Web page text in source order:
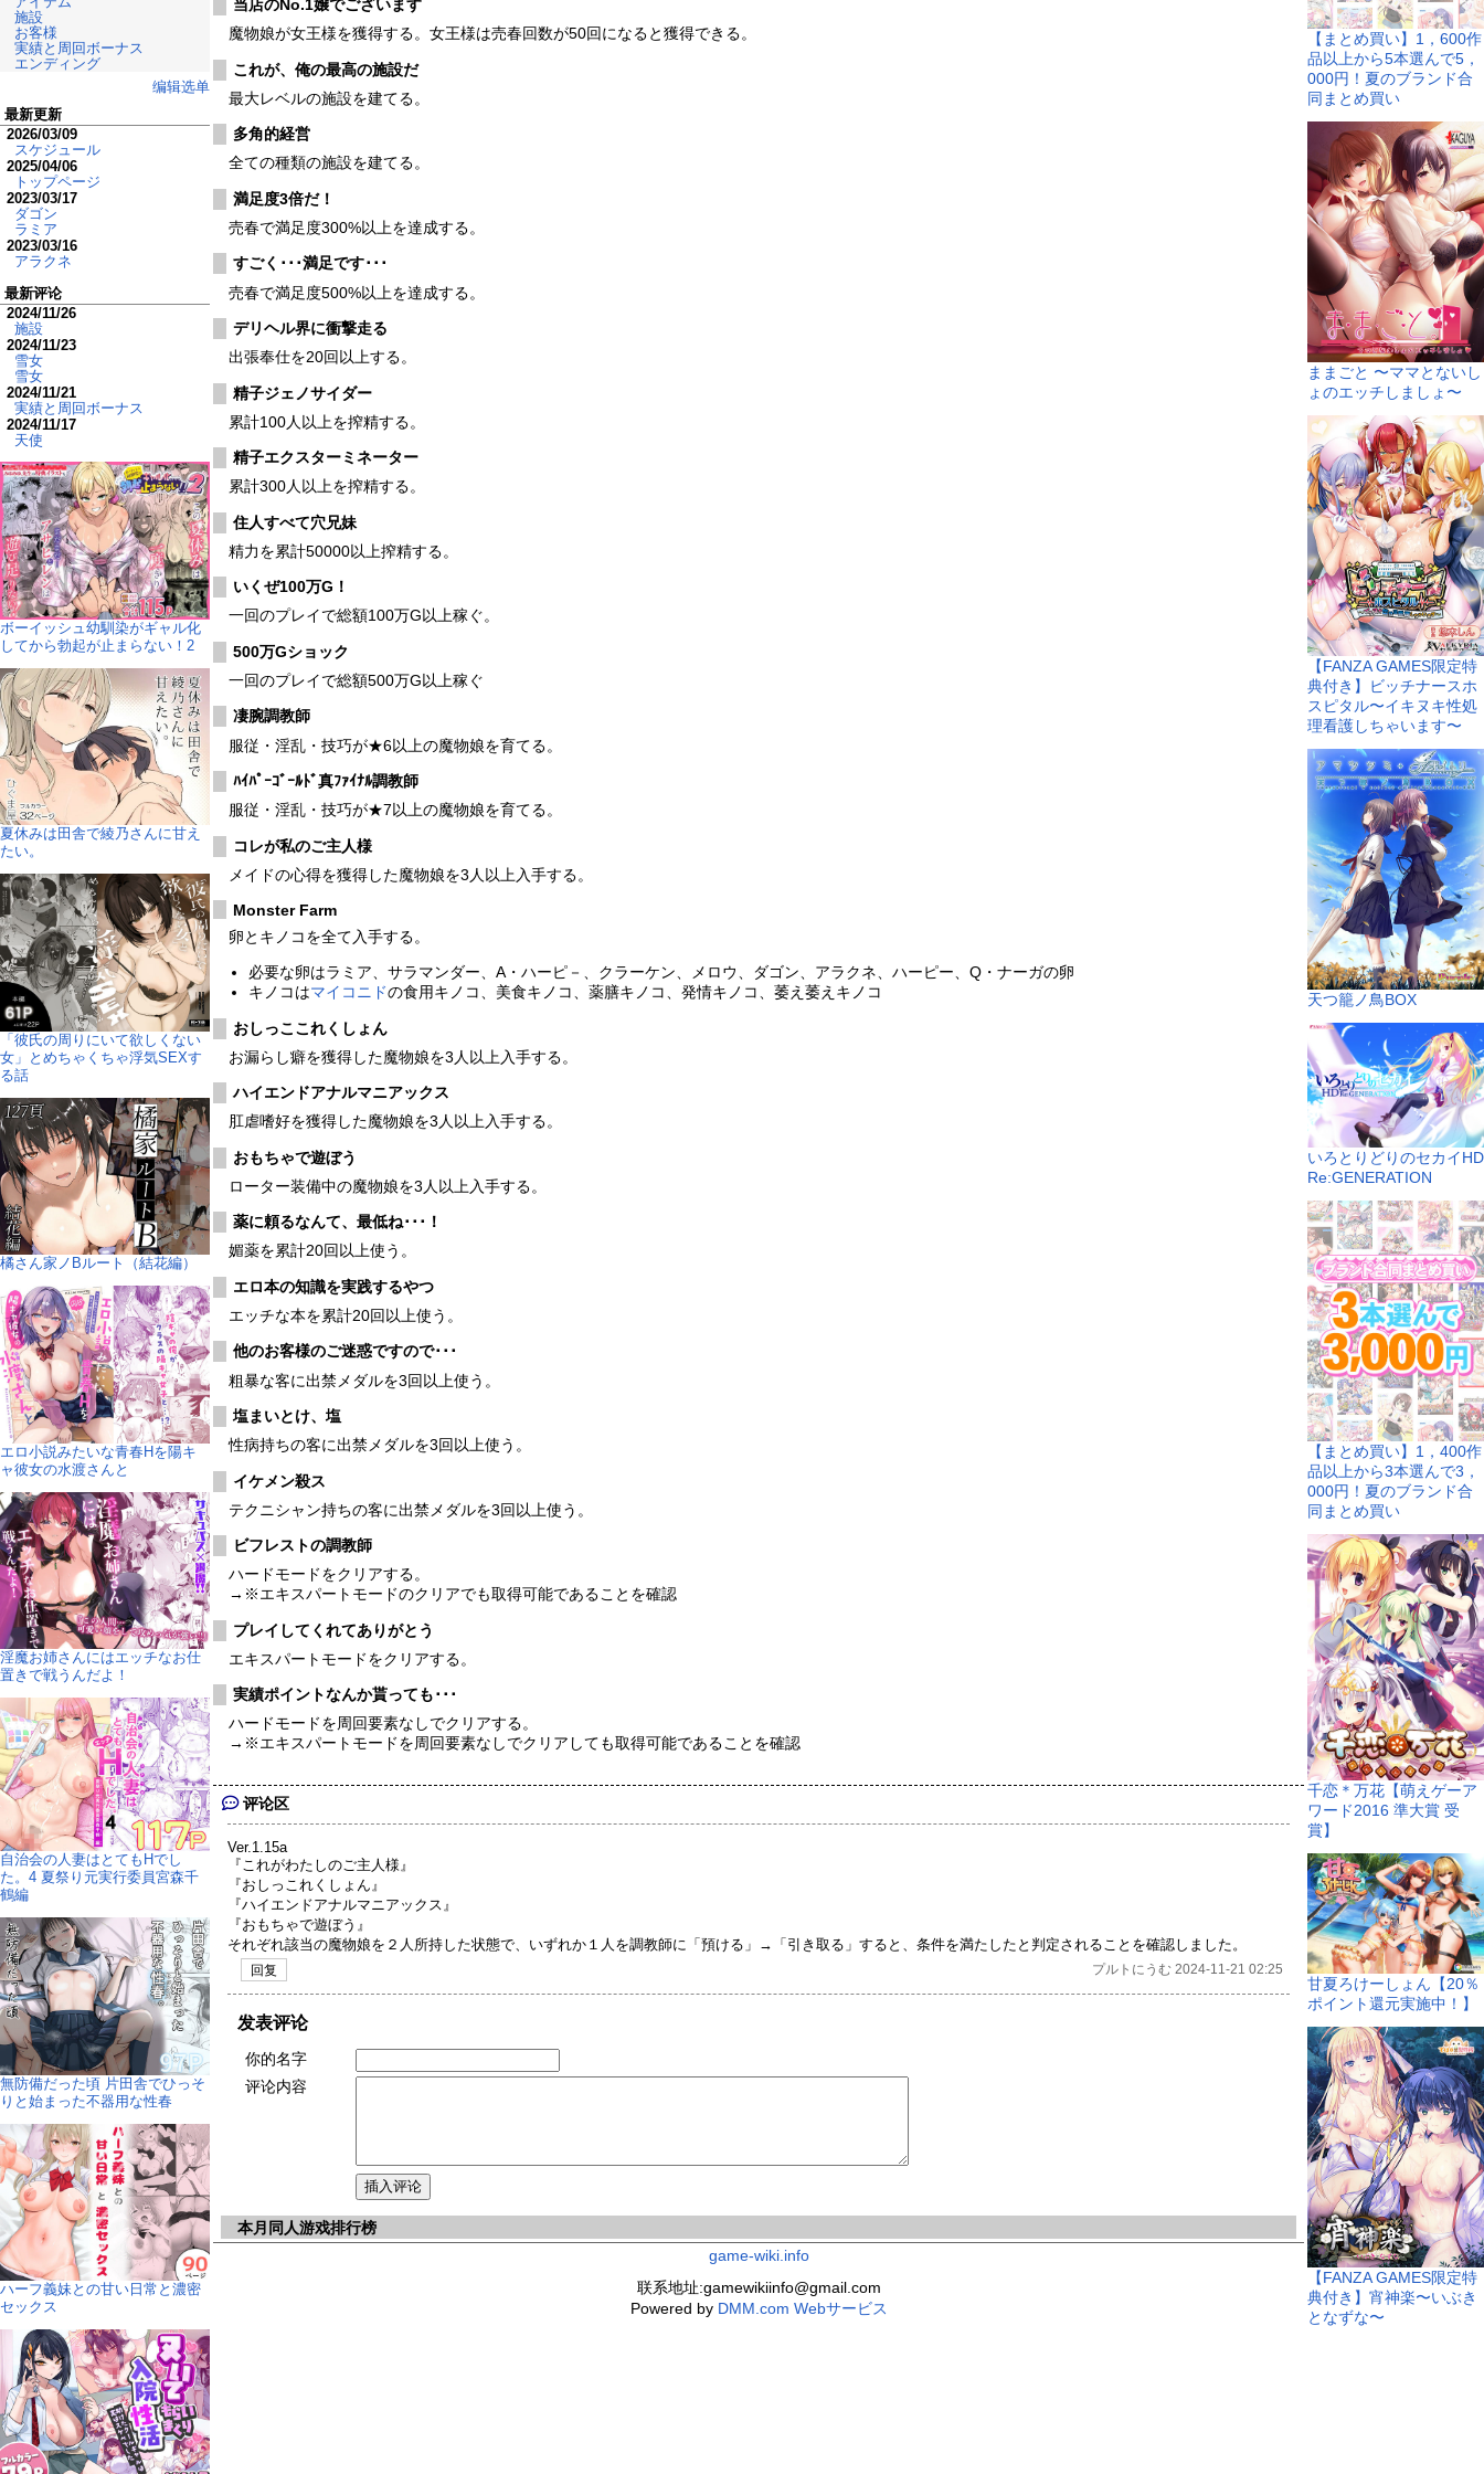
当店のNo.1嬢でございます
魔物娘が女王様を獲得する。女王様は売春回数が50回になると獲得できる。
これが、俺の最高の施設だ
最大レベルの施設を建てる。
多角的経営
全ての種類の施設を建てる。
満足度3倍だ！
売春で満足度300%以上を達成する。
すごく･･･満足です･･･
売春で満足度500%以上を達成する。
デリヘル界に衝撃走る
出張奉仕を20回以上する。
精子ジェノサイダー
累計100人以上を搾精する。
精子エクスターミネーター
累計300人以上を搾精する。
住人すべて穴兄妹
精力を累計50000以上搾精する。
いくぜ100万G！
一回のプレイで総額100万G以上稼ぐ。
500万Gショック
一回のプレイで総額500万G以上稼ぐ
凄腕調教師
服従・淫乱・技巧が★6以上の魔物娘を育てる。
ﾊｲﾊﾟｰｺﾞｰﾙﾄﾞ真ﾌｧｲﾅﾙ調教師
服従・淫乱・技巧が★7以上の魔物娘を育てる。
コレが私のご主人様
メイドの心得を獲得した魔物娘を3人以上入手する。
Monster Farm
卵とキノコを全て入手する。
必要な卵はラミア、サラマンダー、A・ハーピ－、クラーケン、メロウ、ダゴン、アラクネ、ハーピー、Q・ナーガの卵
キノコはマイコニドの食用キノコ、美食キノコ、薬膳キノコ、発情キノコ、萎え萎えキノコ
おしっここれくしょん
お漏らし癖を獲得した魔物娘を3人以上入手する。
ハイエンドアナルマニアックス
肛虐嗜好を獲得した魔物娘を3人以上入手する。
おもちゃで遊ぼう
ローター装備中の魔物娘を3人以上入手する。
薬に頼るなんて、最低ね･･･！
媚薬を累計20回以上使う。
エロ本の知識を実践するやつ
エッチな本を累計20回以上使う。
他のお客様のご迷惑ですので･･･
粗暴な客に出禁メダルを3回以上使う。
塩まいとけ、塩
性病持ちの客に出禁メダルを3回以上使う。
イケメン殺ス
テクニシャン持ちの客に出禁メダルを3回以上使う。
ビフレストの調教師
ハードモードをクリアする。
→※エキスパートモードのクリアでも取得可能であることを確認
プレイしてくれてありがとう
エキスパートモードをクリアする。
実績ポイントなんか貰っても･･･
ハードモードを周回要素なしでクリアする。
→※エキスパートモードを周回要素なしでクリアしても取得可能であることを確認
评论区
Ver.1.15a
『これがわたしのご主人様』
『おしっこれくしょん』
『ハイエンドアナルマニアックス』
『おもちゃで遊ぼう』
それぞれ該当の魔物娘を２人所持した状態で、いずれか１人を調教師に「預ける」→「引き取る」すると、条件を満たしたと判定されることを確認しました。
回复 プルトにうむ 2024-11-21 02:25
发表评论
你的名字
评论内容
本月同人游戏排行榜
game-wiki.info
联系地址:gamewikiinfo@gmail.com
Powered by DMM.com Webサービス
施設
お客様
実績と周回ボーナス
エンディング
编辑选单
最新更新
2026/03/09
スケジュール
2025/04/06
トップページ
2023/03/17
ダゴン
ラミア
2023/03/16
アラクネ
最新评论
2024/11/26
施設
2024/11/23
雪女
雪女
2024/11/21
実績と周回ボーナス
2024/11/17
天使
ボーイッシュ幼馴染がギャル化
してから勃起が止まらない！2
夏休みは田舎で綾乃さんに甘え
たい。
「彼氏の周りにいて欲しくない
女」とめちゃくちゃ浮気SEXす
る話
橘さん家ノBルート（結花編）
エロ小説みたいな青春Hを陽キ
ャ彼女の水渡さんと
淫魔お姉さんにはエッチなお仕
置きで戦うんだよ！
自治会の人妻はとてもHでし
た。4 夏祭り元実行委員宮森千
鶴編
無防備だった頃 片田舎でひっそ
りと始まった不器用な性春
ハーフ義妹との甘い日常と濃密
セックス
【まとめ買い】1，600作
品以上から5本選んで5，
000円！夏のブランド合
同まとめ買い
ままごと 〜ママとないし
ょのエッチしましょ〜
【FANZA GAMES限定特
典付き】ビッチナースホ
スピタル〜イキヌキ性処
理看護しちゃいます〜
天つ籠ノ鳥BOX
いろとりどりのセカイHD
Re:GENERATION
【まとめ買い】1，400作
品以上から3本選んで3，
000円！夏のブランド合
同まとめ買い
千恋＊万花【萌えゲーア
ワード2016 準大賞 受
賞】
甘夏ろけーしょん【20％
ポイント還元実施中！】
【FANZA GAMES限定特
典付き】宵神楽〜いぶき
となずな〜